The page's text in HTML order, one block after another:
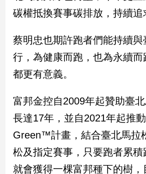
方
冠
病
毒
區
南
灣
觀
點
碳權抵換賽事碳排放，持續追
蔡明忠也期許跑者們能持續
行，為健康而跑，也為永續
都更有意義。
富邦金控自2009年起贊助臺
長達17年，並自2021年起推
Green™計畫，結合臺北馬拉
松及指定賽事，只要跑者累積
就會獲得一棵富邦種下的樹